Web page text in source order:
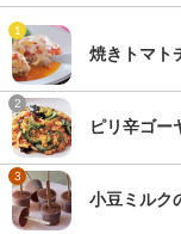
1
焼きトマト
2
ピリ辛ゴー
3
小豆ミルク